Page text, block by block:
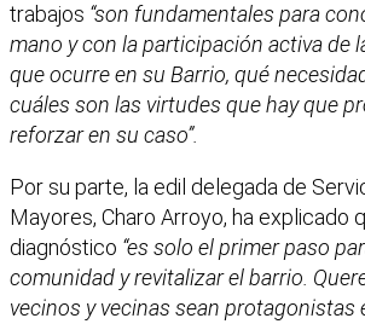
trabajos “son fundamentales para
mano y con la participación activa de
que ocurre en su Barrio, qué
cuáles son las virtudes que hay que
reforzar en su caso”.
Por su parte, la edil delegada de
Mayores, Charo Arroyo, ha explicado
diagnóstico “es solo el primer paso
comunidad y revitalizar el barrio.
vecinos y vecinas sean protagonistas